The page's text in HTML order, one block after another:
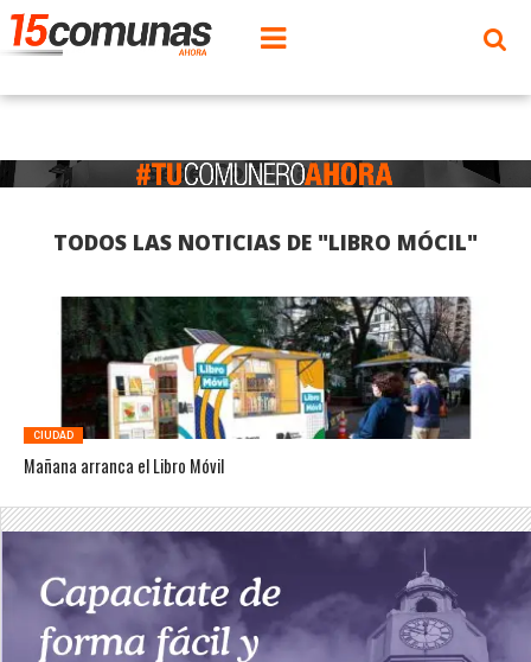
TODOS LAS NOTICIAS DE "LIBRO MÓCIL"
CIUDAD
Mañana arranca el Libro Móvil